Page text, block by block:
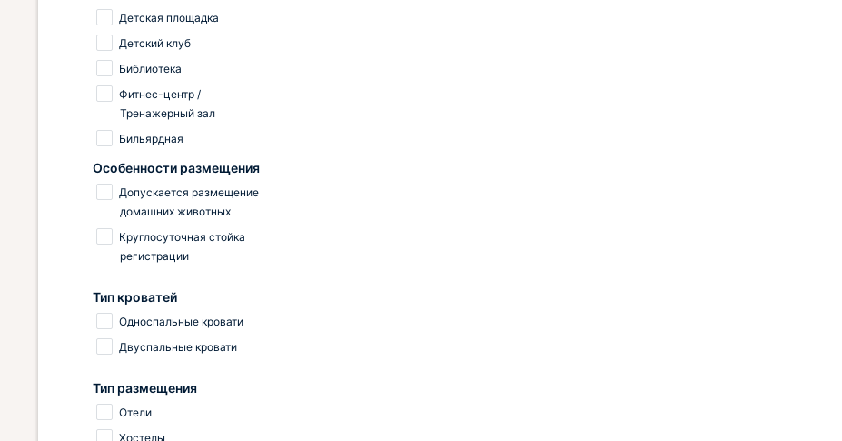
Детская площадка
Детский клуб
Библиотека
Фитнес-центр /
Тренажерный зал
Бильярдная
Особенности размещения
Допускается размещение
домашних животных
Круглосуточная стойка
регистрации
Тип кроватей
Односпальные кровати
Двуспальные кровати
Тип размещения
Отели
Хостелы